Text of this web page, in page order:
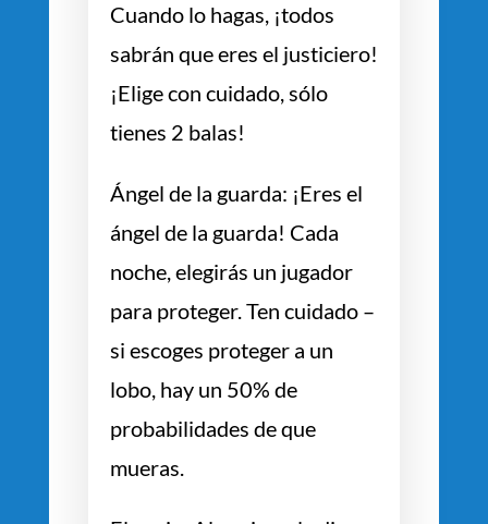
Cuando lo hagas, ¡todos
sabrán que eres el justiciero!
¡Elige con cuidado, sólo
tienes 2 balas!
Ángel de la guarda: ¡Eres el
ángel de la guarda! Cada
noche, elegirás un jugador
para proteger. Ten cuidado –
si escoges proteger a un
lobo, hay un 50% de
probabilidades de que
mueras.